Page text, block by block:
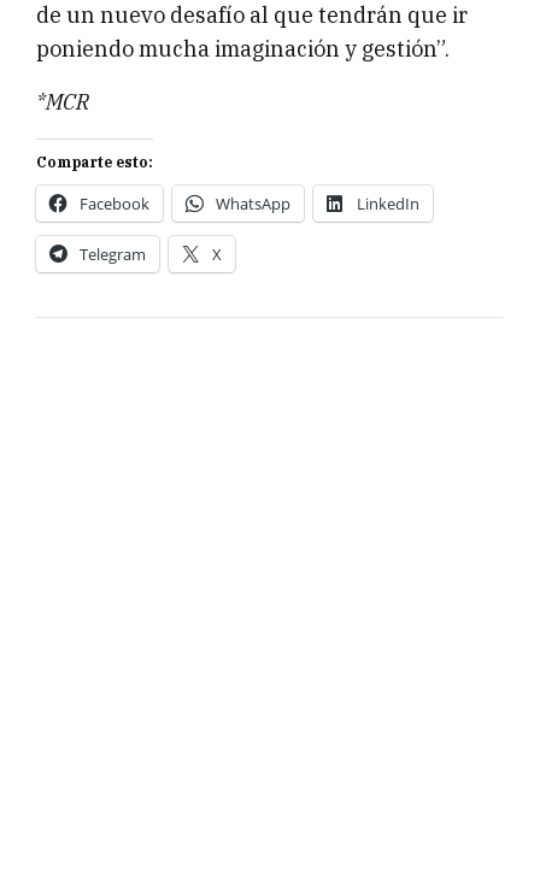
de un nuevo desafío al que tendrán que ir
poniendo mucha imaginación y gestión”.
*MCR
Comparte esto:
Facebook WhatsApp LinkedIn
Telegram X